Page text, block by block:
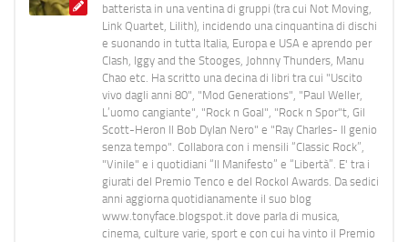
batterista in una ventina di gruppi (tra cui Not Moving,
Link Quartet, Lilith), incidendo una cinquantina di dischi
e suonando in tutta Italia, Europa e USA e aprendo per
Clash, Iggy and the Stooges, Johnny Thunders, Manu
Chao etc. Ha scritto una decina di libri tra cui "Uscito
vivo dagli anni 80", "Mod Generations", "Paul Weller,
L’uomo cangiante", "Rock n Goal", "Rock n Spor"t, Gil
Scott-Heron Il Bob Dylan Nero" e "Ray Charles- Il genio
senza tempo". Collabora con i mensili “Classic Rock”,
"Vinile" e i quotidiani “Il Manifesto” e “Libertà”. E' tra i
giurati del Premio Tenco e del Rockol Awards. Da sedici
anni aggiorna quotidianamente il suo blog
www.tonyface.blogspot.it dove parla di musica,
cinema, culture varie, sport e con cui ha vinto il Premio